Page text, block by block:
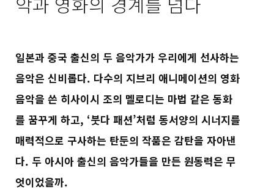
일본과 중국 출신의 두 음악가가 우리에게 선사하는
음악은 신비롭다. 다수의 지브리 애니메이션의 영화
음악을 쓴 히사이시 조의 멜로디는 마법 같은 동화
를 꿈꾸게 하고, ‘붓다 패션’처럼 동서양의 시너지를
매력적으로 구사하는 탄둔의 작품은 감탄을 자아낸
다. 두 아시아 출신의 음악가들을 만든 원동력은 무
엇이었을까.